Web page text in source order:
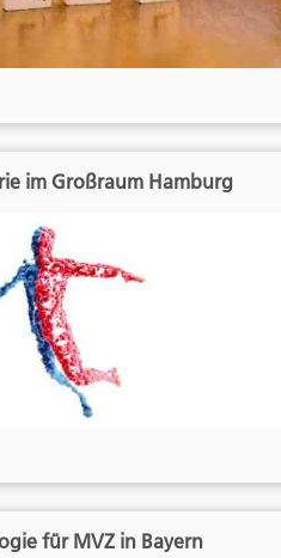
im Großraum Hamburg
für MVZ in Bayern